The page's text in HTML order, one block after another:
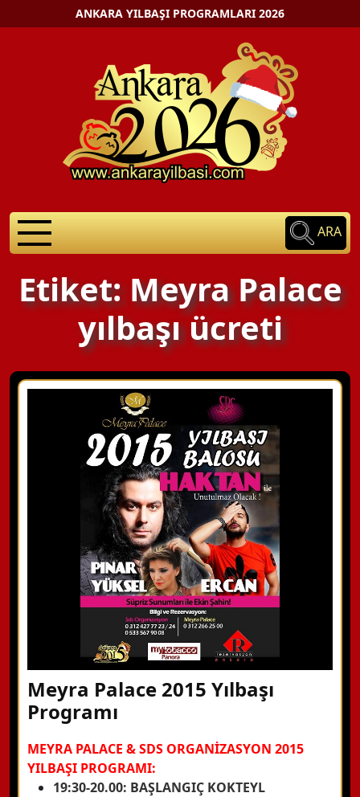
ANKARA YILBAŞI PROGRAMLARI 2026
ARA
Etiket: Meyra Palace
yılbaşı ücreti
Meyra Palace 2015 Yılbaşı
Programı
MEYRA PALACE & SDS ORGANİZASYON 2015
YILBAŞI PROGRAMI:
19:30-20.00: BAŞLANGIÇ KOKTEYL